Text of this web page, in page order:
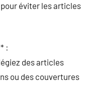
éviter les articles
:
des articles
ou des couvertures